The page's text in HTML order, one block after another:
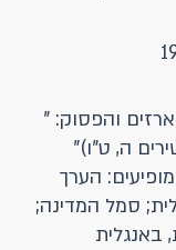
והפסוק: "
ה, ט"ו)"
הערך
סמל המדינה;
באנגלית